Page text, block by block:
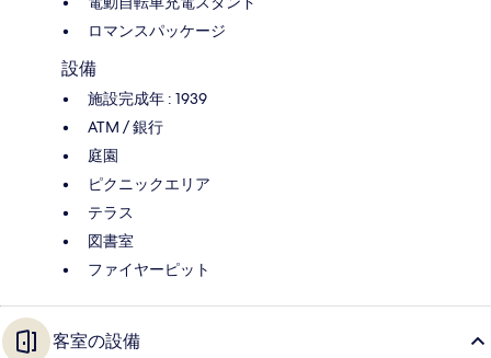
ロマンスパッケージ
設備
施設完成年 : 1939
ATM / 銀行
庭園
ピクニックエリア
テラス
図書室
ファイヤーピット
客室の設備